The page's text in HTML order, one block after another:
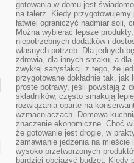
gotowania w domu jest
na talerz. Kiedy przygotowujemy
łatwiej ograniczyć nadmiar soli,
Można wybierać lepsze
niepotrzebnych dodatków i
własnych potrzeb. Dla jednych
zdrowia, dla innych smaku, a
zwykłej satysfakcji z tego, że
przygotowane dokładnie tak, jak
proste potrawy, jeśli powstają z
składników, często smakują
rozwiązania oparte na
wzmacniaczach. Domowa
znaczenie ekonomiczne. Choć
że gotowanie jest drogie, w
zamawianie jedzenia na mieście
wysoko przetworzonych
bardziej obciążyć budżet. Kiedy